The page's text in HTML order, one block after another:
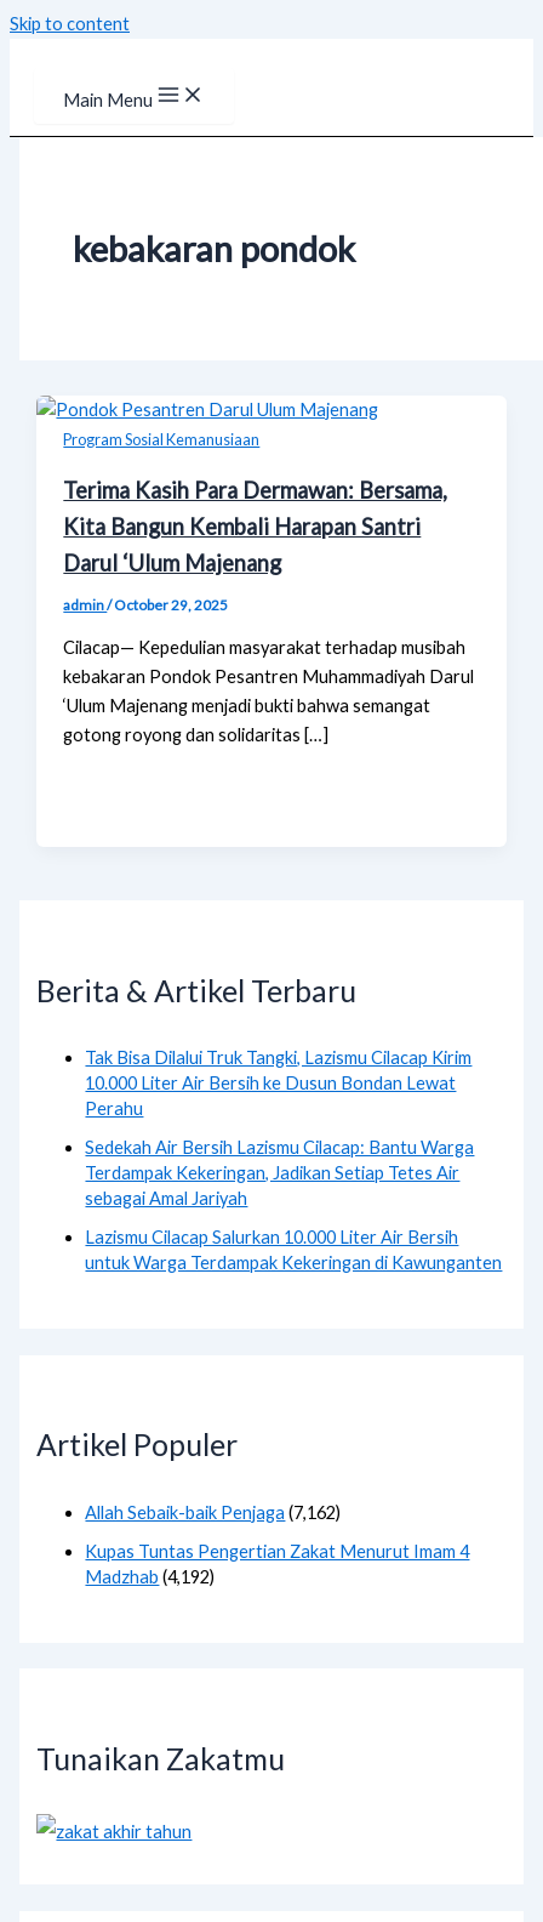
Skip to content
Main Menu
kebakaran pondok
Program Sosial Kemanusiaan
Terima Kasih Para Dermawan: Bersama,
Kita Bangun Kembali Harapan Santri
Darul ‘Ulum Majenang
admin/October 29, 2025
Cilacap— Kepedulian masyarakat terhadap musibah
kebakaran Pondok Pesantren Muhammadiyah Darul
‘Ulum Majenang menjadi bukti bahwa semangat
gotong royong dan solidaritas […]
Berita & Artikel Terbaru
Tak Bisa Dilalui Truk Tangki, Lazismu Cilacap Kirim
10.000 Liter Air Bersih ke Dusun Bondan Lewat
Perahu
Sedekah Air Bersih Lazismu Cilacap: Bantu Warga
Terdampak Kekeringan, Jadikan Setiap Tetes Air
sebagai Amal Jariyah
Lazismu Cilacap Salurkan 10.000 Liter Air Bersih
untuk Warga Terdampak Kekeringan di Kawunganten
Artikel Populer
Allah Sebaik-baik Penjaga (7,162)
Kupas Tuntas Pengertian Zakat Menurut Imam 4
Madzhab (4,192)
Tunaikan Zakatmu